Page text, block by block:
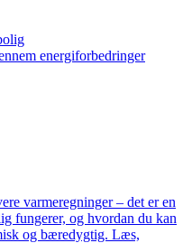
energiforbedringer
varmeregninger – det er en
fungerer, og hvordan du kan
og bæredygtig. Læs,